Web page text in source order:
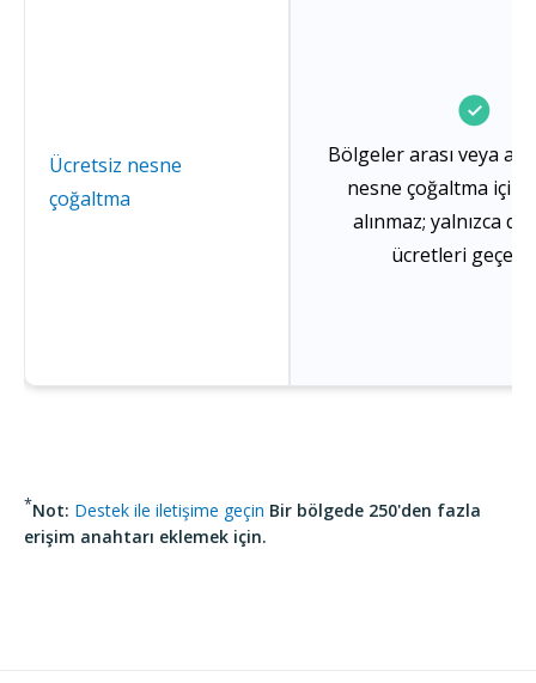
Ücretsiz nesne
çoğaltma
Bölgeler arası veya
nesne çoğaltma için
alınmaz; yalnızca
ücretleri
*Not: Destek ile iletişime geçin Bir bölgede 250'den fazla
erişim anahtarı eklemek için.